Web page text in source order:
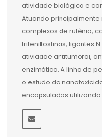
atividade biológica e
Atuando principalmente
complexos de rutênio,
trifenilfosfinas, ligantes
atividade antitumoral,
enzimática. A linha de
o estudo da
encapsulados